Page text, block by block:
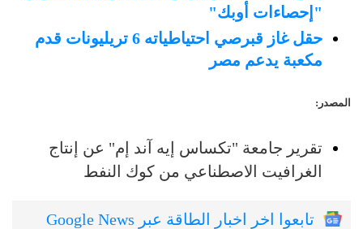
"إحصاءات أوبك"
حقل غاز قبرصي احتياطياته 6 تريليونات قدم
مكعبة يدعم مصر
المصدر:
تقرير جامعة "تكساس إيه آند إم" عن إنتاج
الغرافيت الاصطناعي من كوك النفط
تابعوا اخر اخبار الطاقة عبر Google News